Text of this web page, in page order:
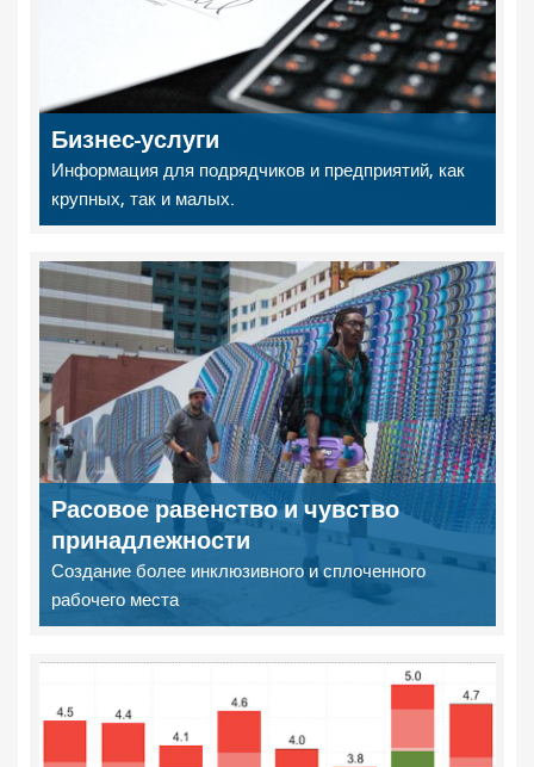
Бизнес-услуги
Информация для подрядчиков и предприятий, как
крупных, так и малых.
Расовое равенство и чувство
принадлежности
Создание более инклюзивного и сплоченного
рабочего места